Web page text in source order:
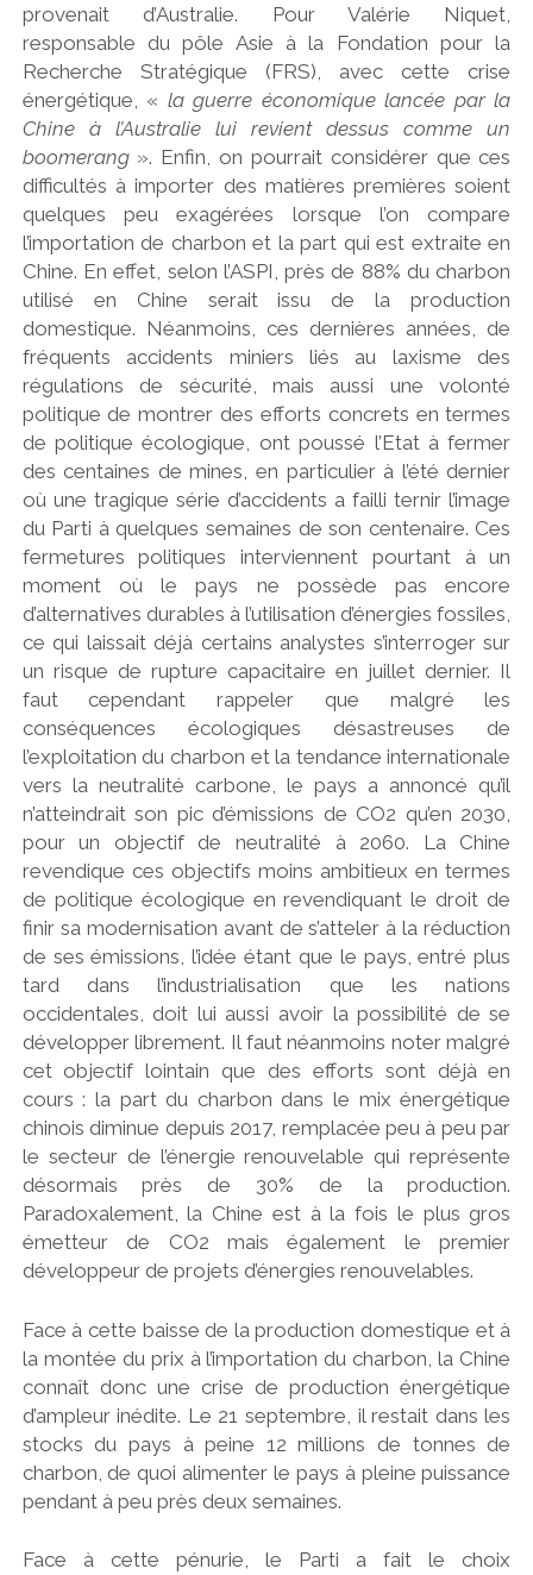
provenait d’Australie. Pour Valérie Niquet,
responsable du pôle Asie à la Fondation pour la
Recherche Stratégique (FRS), avec cette crise
énergétique, « la guerre économique lancée par la
Chine à l’Australie lui revient dessus comme un
boomerang». Enfin, on pourrait considérer que ces
difficultés à importer des matières premières soient
quelques peu exagérées lorsque l’on compare
l’importation de charbon et la part qui est extraite en
Chine. En effet, selon l’ASPI, près de 88% du charbon
utilisé en Chine serait issu de la production
domestique. Néanmoins, ces dernières années, de
fréquents accidents miniers liés au laxisme des
régulations de sécurité, mais aussi une volonté
politique de montrer des efforts concrets en termes
de politique écologique, ont poussé l’Etat à fermer
des centaines de mines, en particulier à l’été dernier
où une tragique série d’accidents a failli ternir l’image
du Parti à quelques semaines de son centenaire. Ces
fermetures politiques interviennent pourtant à un
moment où le pays ne possède pas encore
d’alternatives durables à l’utilisation d’énergies fossiles,
ce qui laissait déjà certains analystes s’interroger sur
un risque de rupture capacitaire en juillet dernier. Il
faut cependant rappeler que malgré les
conséquences écologiques désastreuses de
l’exploitation du charbon et la tendance internationale
vers la neutralité carbone, le pays a annoncé qu’il
n’atteindrait son pic d’émissions de CO2 qu’en 2030,
pour un objectif de neutralité à 2060. La Chine
revendique ces objectifs moins ambitieux en termes
de politique écologique en revendiquant le droit de
finir sa modernisation avant de s’atteler à la réduction
de ses émissions, l’idée étant que le pays, entré plus
tard dans l’industrialisation que les nations
occidentales, doit lui aussi avoir la possibilité de se
développer librement. Il faut néanmoins noter malgré
cet objectif lointain que des efforts sont déjà en
cours : la part du charbon dans le mix énergétique
chinois diminue depuis 2017, remplacée peu à peu par
le secteur de l’énergie renouvelable qui représente
désormais près de 30% de la production.
Paradoxalement, la Chine est à la fois le plus gros
émetteur de CO2 mais également le premier
développeur de projets d’énergies renouvelables.
Face à cette baisse de la production domestique et à
la montée du prix à l’importation du charbon, la Chine
connaît donc une crise de production énergétique
d’ampleur inédite. Le 21 septembre, il restait dans les
stocks du pays à peine 12 millions de tonnes de
charbon, de quoi alimenter le pays à pleine puissance
pendant à peu près deux semaines.
Face à cette pénurie, le Parti a fait le choix